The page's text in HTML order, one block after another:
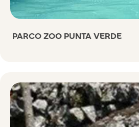
PARCO ZOO PUNTA VERDE